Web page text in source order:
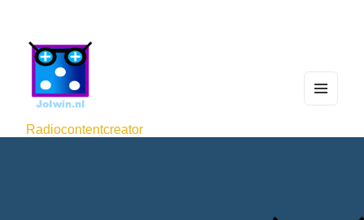
Radiocontentcreator
WIDG